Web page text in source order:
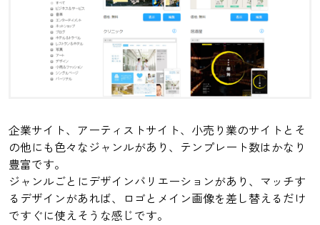
企業サイト、アーティストサイト、小売り業のサイトとそ
の他にも色々なジャンルがあり、テンプレート数はかなり
豊富です。
ジャンルごとにデザインバリエーションがあり、マッチす
るデザインがあれば、ロゴとメイン画像を差し替えるだけ
ですぐに使えそうな感じです。